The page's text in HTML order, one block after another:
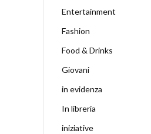
Entertainment
Fashion
Food & Drinks
Giovani
in evidenza
In libreria
iniziative